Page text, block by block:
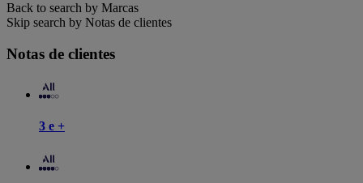
Back to search by Marcas
Skip search by Notas de clientes
Notas de clientes
3 e +